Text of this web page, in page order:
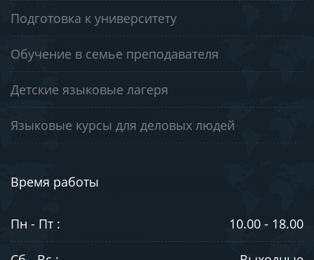
Подготовка к университету
Обучение в семье преподавателя
Детские языковые лагеря
Языковые курсы для деловых людей
Время работы
Пн - Пт : 10.00 - 18.00